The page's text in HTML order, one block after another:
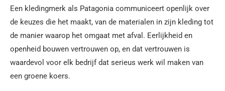
Een kledingmerk als Patagonia communiceert openlijk over
de keuzes die het maakt, van de materialen in zijn kleding tot
de manier waarop het omgaat met afval. Eerlijkheid en
openheid bouwen vertrouwen op, en dat vertrouwen is
waardevol voor elk bedrijf dat serieus werk wil maken van
een groene koers.